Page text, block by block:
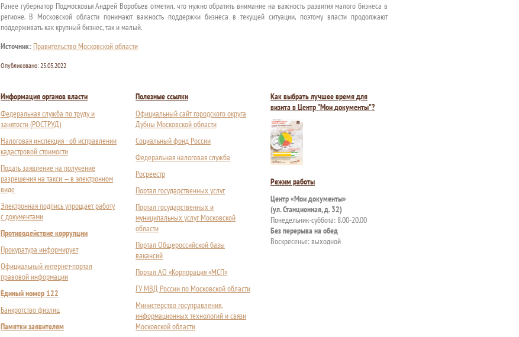
Ранее губернатор Подмосковья Андрей Воробьев отметил, что нужно обратить внимание на важность развития малого бизнеса в
регионе. В Московской области понимают важность поддержки бизнеса в текущей ситуации, поэтому власти продолжают
поддерживать как крупный бизнес, так и малый.
Источник: Правительство Московской области
Опубликовано: 25.05.2022
Информация органов власти
Федеральная служба по труду и
занятости (РОСТРУД)
Налоговая инспекция - об исправлении
кадастровой стоимости
Подать заявление на получение
разрешения на такси — в электронном
виде
Электронная подпись упрощает работу
с документами
Противодействие коррупции
Прокуратура информирует
Официальный интернет-портал
правовой информации
Единый номер 122
Банкротство физлиц
Памятки заявителям
Полезные ссылки
Официальный сайт городского округа
Дубны Московской области
Социальный фонд России
Федеральная налоговая служба
Росреестр
Портал государственных услуг
Портал государственных и
муниципальных услуг Московской
области
Портал Общероссийской базы
вакансий
Портал АО «Корпорация «МСП»
ГУ МВД России по Московской области
Министерство госуправления,
информационных технологий и связи
Московской области
Как выбрать лучшее время для
визита в Центр "Мои документы"?
Режим работы
Центр «Мои документы»
(ул. Станционная, д. 32)
Понедельник-суббота: 8.00-20.00
Без перерыва на обед
Воскресенье: выходной